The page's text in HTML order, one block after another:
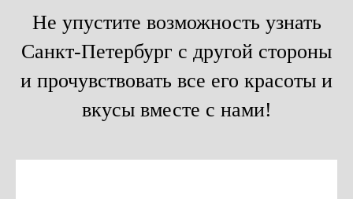
Не упустите возможность узнать
Санкт-Петербург с другой стороны
и прочувствовать все его красоты и
вкусы вместе с нами!